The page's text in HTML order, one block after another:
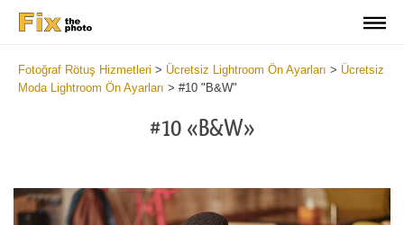
Fotoğraf Rötuş Hizmetleri > Ücretsiz Lightroom Ön Ayarları > Ücretsiz
Moda Lightroom Ön Ayarları > #10 "B&W"
#10 «B&W»